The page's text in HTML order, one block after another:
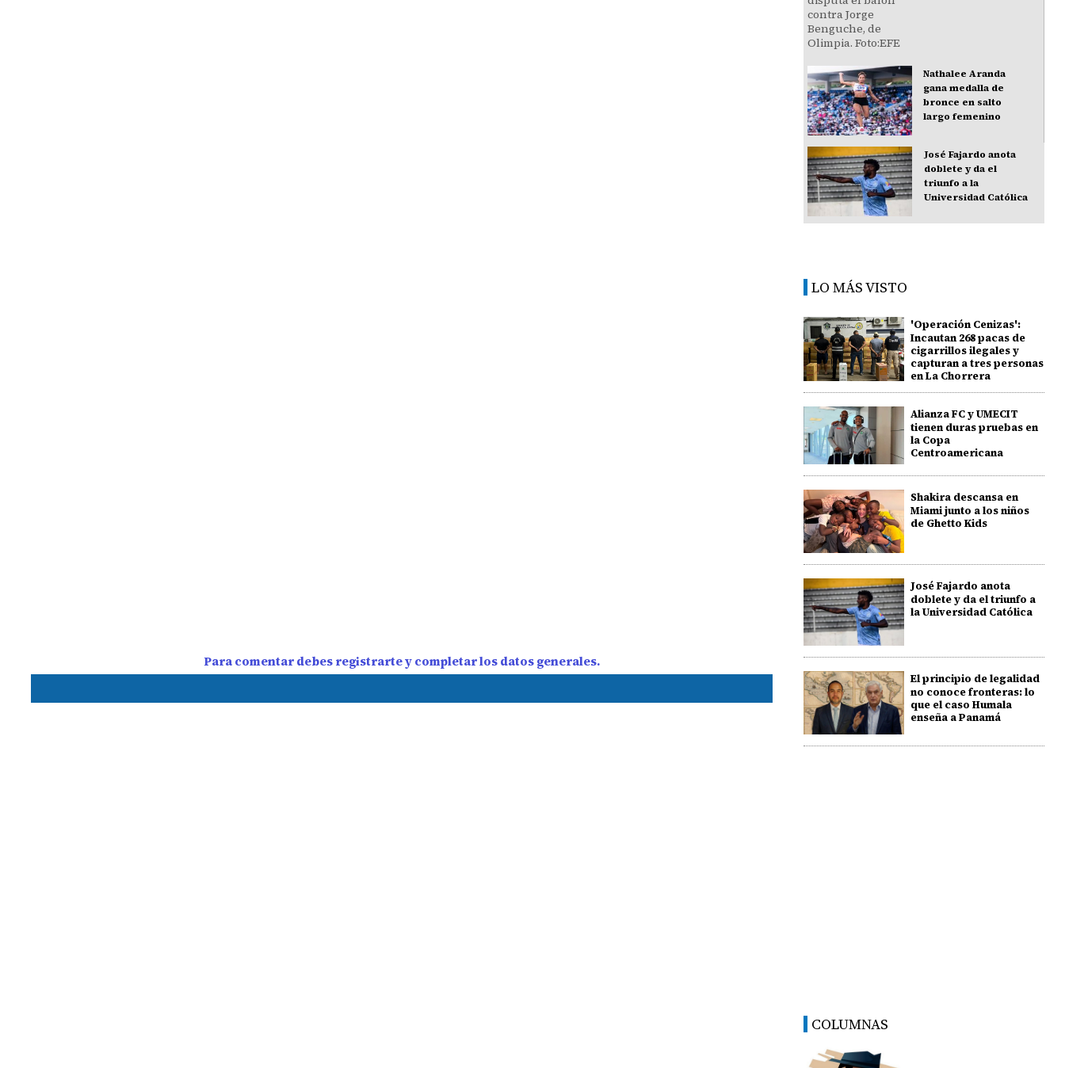
Para comentar debes registrarte y completar los datos generales.
Nathalee Aranda
gana medalla de
bronce en salto
largo femenino
José Fajardo anota
doblete y da el
triunfo a la
Universidad Católica
LO MÁS VISTO
'Operación Cenizas':
Incautan 268 pacas de
cigarrillos ilegales y
capturan a tres personas
en La Chorrera
Alianza FC y UMECIT
tienen duras pruebas en
la Copa
Centroamericana
Shakira descansa en
Miami junto a los niños
de Ghetto Kids
José Fajardo anota
doblete y da el triunfo a
la Universidad Católica
El principio de legalidad
no conoce fronteras: lo
que el caso Humala
enseña a Panamá
COLUMNAS